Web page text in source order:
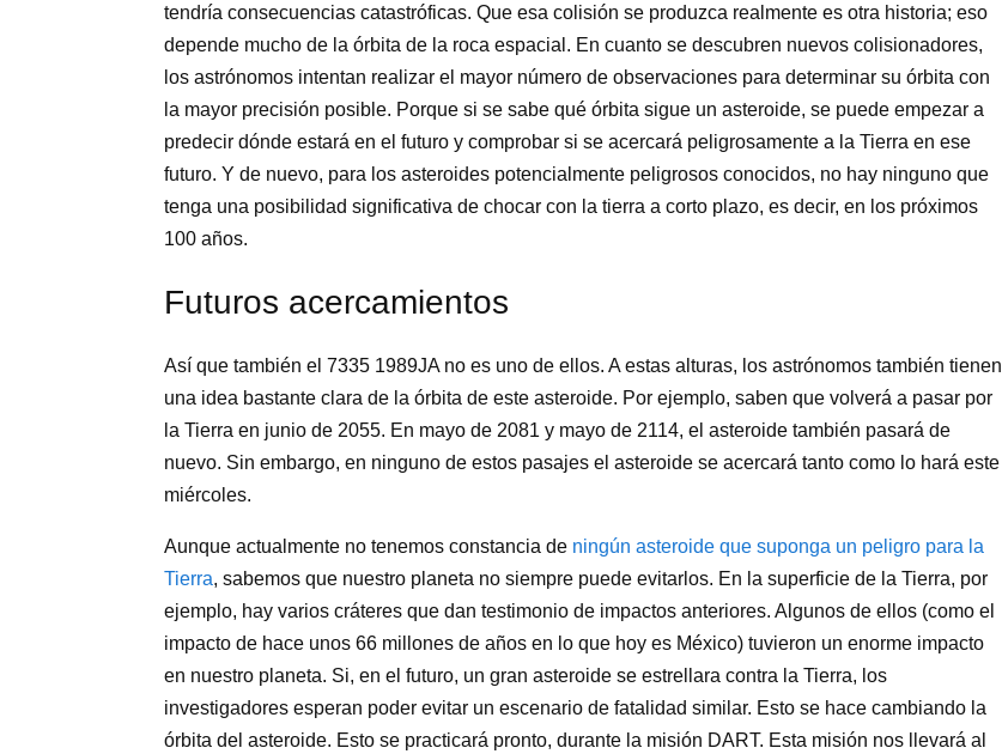
tendría consecuencias catastróficas. Que esa colisión se produzca realmente es otra historia; eso
depende mucho de la órbita de la roca espacial. En cuanto se descubren nuevos colisionadores,
los astrónomos intentan realizar el mayor número de observaciones para determinar su órbita con
la mayor precisión posible. Porque si se sabe qué órbita sigue un asteroide, se puede empezar a
predecir dónde estará en el futuro y comprobar si se acercará peligrosamente a la Tierra en ese
futuro. Y de nuevo, para los asteroides potencialmente peligrosos conocidos, no hay ninguno que
tenga una posibilidad significativa de chocar con la tierra a corto plazo, es decir, en los próximos
100 años.
Futuros acercamientos
Así que también el 7335 1989JA no es uno de ellos. A estas alturas, los astrónomos también tienen
una idea bastante clara de la órbita de este asteroide. Por ejemplo, saben que volverá a pasar por
la Tierra en junio de 2055. En mayo de 2081 y mayo de 2114, el asteroide también pasará de
nuevo. Sin embargo, en ninguno de estos pasajes el asteroide se acercará tanto como lo hará este
miércoles.
Aunque actualmente no tenemos constancia de ningún asteroide que suponga un peligro para la
Tierra, sabemos que nuestro planeta no siempre puede evitarlos. En la superficie de la Tierra, por
ejemplo, hay varios cráteres que dan testimonio de impactos anteriores. Algunos de ellos (como el
impacto de hace unos 66 millones de años en lo que hoy es México) tuvieron un enorme impacto
en nuestro planeta. Si, en el futuro, un gran asteroide se estrellara contra la Tierra, los
investigadores esperan poder evitar un escenario de fatalidad similar. Esto se hace cambiando la
órbita del asteroide. Esto se practicará pronto, durante la misión DART. Esta misión nos llevará al